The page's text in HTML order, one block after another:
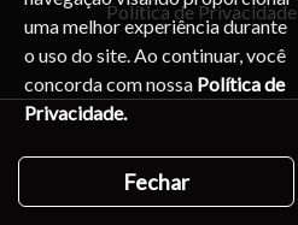
uma melhor experiência durante
o uso do site. Ao continuar, você
concorda com nossa Política de
Privacidade.
Fechar
Política de Privacidade